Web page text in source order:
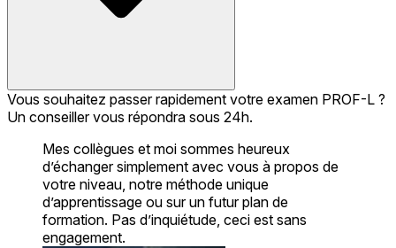
Vous souhaitez passer rapidement votre examen PROF-L ?
Un conseiller vous répondra sous 24h.
Mes collègues et moi sommes heureux
d’échanger simplement avec vous à propos de
votre niveau, notre méthode unique
d’apprentissage ou sur un futur plan de
formation. Pas d’inquiétude, ceci est sans
engagement.